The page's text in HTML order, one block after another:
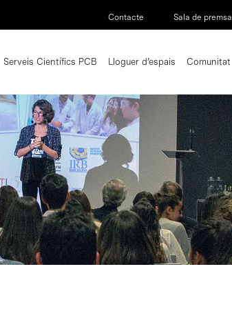
Contacte Sala de premsa
Serveis Científics PCB Lloguer d’espais Comunitat